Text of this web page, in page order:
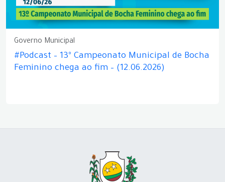
Governo Municipal
#Podcast – 13º Campeonato Municipal de Bocha
Feminino chega ao fim – (12.06.2026)